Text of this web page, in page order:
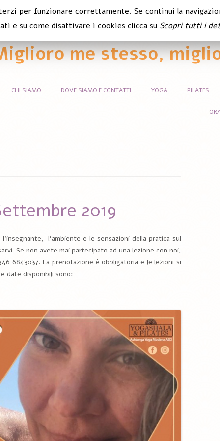
me stesso,
CHI SIAMO DOVE SIAMO E CONTATTI YOGA PILATES
2019
l’ambiente e le sensazioni della pratica sul
Se non avete mai partecipato ad una lezione con noi,
6843037. La prenotazione è obbligatoria e le lezioni si
date disponibili sono:
per funzionare correttamente. Se continui la
e su come disattivare i cookies clicca su Scopri tutti i